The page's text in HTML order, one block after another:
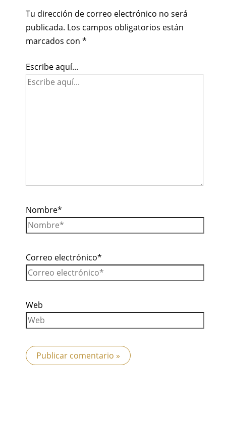
Tu dirección de correo electrónico no será
publicada. Los campos obligatorios están
marcados con *
Escribe aquí...
Nombre*
Correo electrónico*
Web